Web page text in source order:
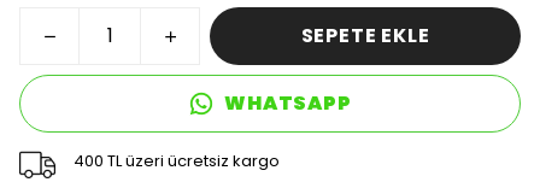
SEPETE EKLE
WHATSAPP
400 TL üzeri ücretsiz kargo